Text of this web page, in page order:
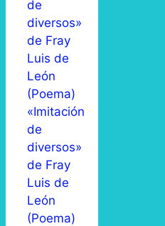
«Imitación
de
diversos»
de Fray
Luis de
León
(Poema)